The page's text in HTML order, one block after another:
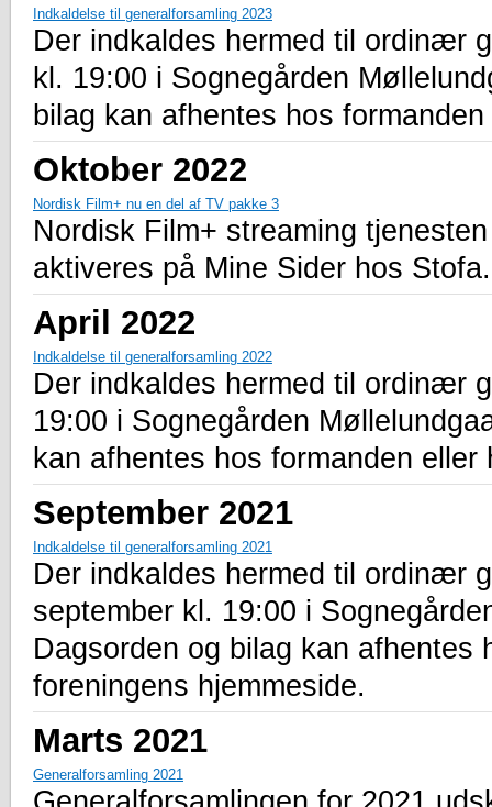
Indkaldelse til generalforsamling 2023
Der indkaldes hermed til ordinær
kl. 19:00 i Sognegården
bilag kan afhentes hos
Oktober 2022
Nordisk Film+ nu en del af TV pakke 3
Nordisk Film+ streaming
aktiveres på Mine Sider hos Stofa.
April 2022
Indkaldelse til generalforsamling 2022
Der indkaldes hermed til ordinær
19:00 i Sognegården
kan afhentes hos formanden
September 2021
Indkaldelse til generalforsamling 2021
Der indkaldes hermed til ordinær
september kl. 19:00 i
Dagsorden og bilag kan afhentes
foreningens hjemmeside.
Marts 2021
Generalforsamling 2021